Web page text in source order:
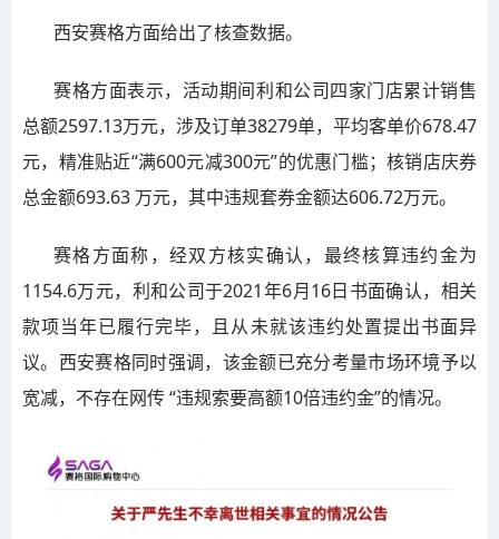
西安赛格方面给出了核查数据。
赛格方面表示，活动期间利和公司四家门店累计销售
总额2597.13万元，涉及订单38279单，平均客单价678.47
元，精准贴近“满600元减300元”的优惠门槛；核销店庆券
总金额693.63 万元，其中违规套券金额达606.72万元。
赛格方面称，经双方核实确认，最终核算违约金为
1154.6万元，利和公司于2021年6月16日书面确认，相关
款项当年已履行完毕，且从未就该违约处置提出书面异
议。西安赛格同时强调，该金额已充分考量市场环境予以
宽减，不存在网传 “违规索要高额10倍违约金”的情况。